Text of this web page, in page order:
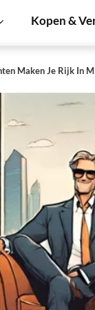
Kopen &
Maken Je Rijk In